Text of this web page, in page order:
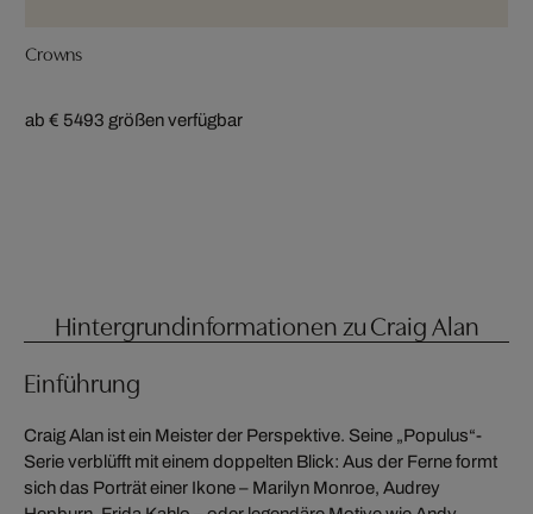
Crowns
ab € 5493 größen verfügbar
Hintergrundinformationen zu Craig Alan
Einführung
Craig Alan ist ein Meister der Perspektive. Seine „Populus“-
Serie verblüfft mit einem doppelten Blick: Aus der Ferne formt
sich das Porträt einer Ikone – Marilyn Monroe, Audrey